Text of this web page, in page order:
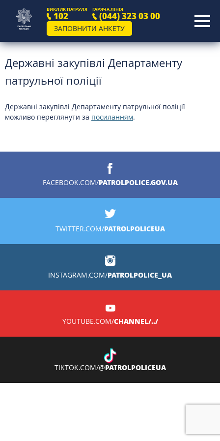
ВИКЛИК ПАТРУЛЯ
102
ГАРЯЧА ЛІНІЯ
(044) 323 03 00
ЗАПОВНИТИ АНКЕТУ
Державні закупівлі Департаменту
патрульної поліції
Державні закупівлі Департаменту патрульної поліції
можливо переглянути за посиланням.
FACEBOOK.COM/PATROLPOLICE.GOV.UA
TWITTER.COM/PATROLPOLICEUA
INSTAGRAM.COM/PATROLPOLICE_UA
YOUTUBE.COM/CHANNEL/../
TIKTOK.COM/@PATROLPOLICEUA